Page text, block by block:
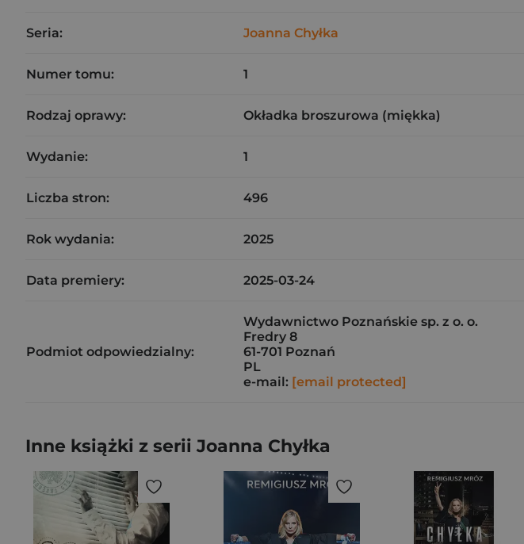
Seria: Joanna Chyłka
Numer tomu: 1
Rodzaj oprawy: Okładka broszurowa (miękka)
Wydanie: 1
Liczba stron: 496
Rok wydania: 2025
Data premiery: 2025-03-24
Podmiot odpowiedzialny:
Wydawnictwo Poznańskie sp. z o. o.
Fredry 8
61-701 Poznań
PL
e-mail: [email protected]
Inne książki z serii Joanna Chyłka